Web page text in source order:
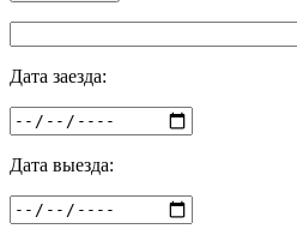
Дата заезда:
Дата выезда: